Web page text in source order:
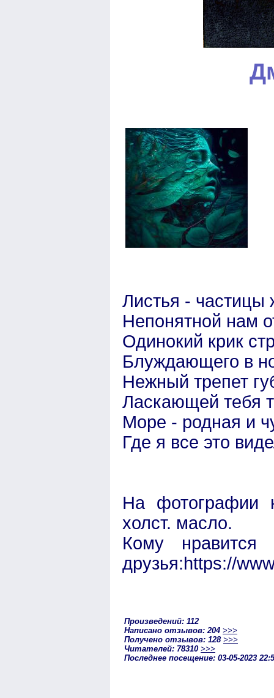
Листья - частицы
Непонятной нам
Одинокий крик
Блуждающего в
Нежный трепет
Ласкающей тебя
Море - родная и
Где я все это
На фотографии
холст. масло.
Кому
друзья:https://
Произведений: 112
Написано отзывов: 204 >>>
Получено отзывов: 128 >>>
Читателей: 78310 >>>
Последнее посещение: 03-05-2023